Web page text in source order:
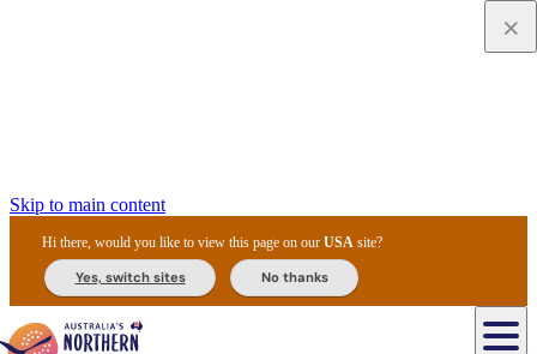
Skip to main content
Hi there, would you like to view this page on ourUSA site?
Yes, switch sites No thanks
ジ